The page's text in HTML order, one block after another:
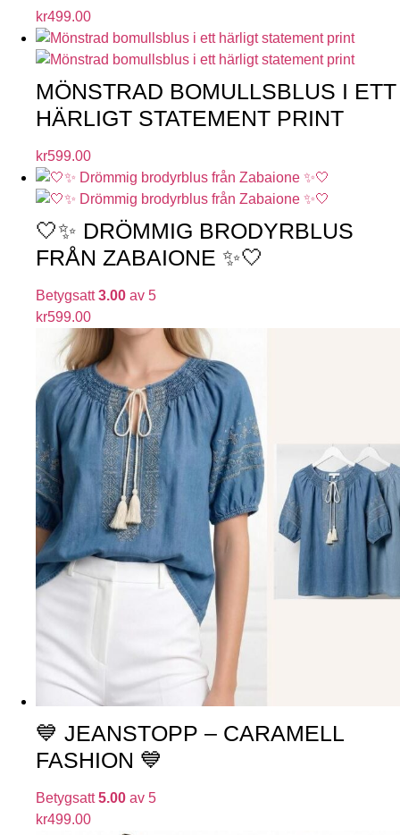
kr499.00
MÖNSTRAD BOMULLSBLUS I ETT
HÄRLIGT STATEMENT PRINT
kr599.00
🤍✨ DRÖMMIG BRODYRBLUS
FRÅN ZABAIONE ✨🤍
Betygsatt3.00 av 5
kr599.00
💙 JEANSTOPP – CARAMELL
FASHION 💙
Betygsatt5.00 av 5
kr499.00